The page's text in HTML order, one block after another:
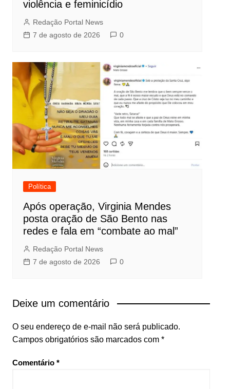
violência e feminicídio
Redação Portal News
7 de agosto de 2026
0
Política
Após operação, Virginia Mendes
posta oração de São Bento nas
redes e fala em “combate ao mal”
Redação Portal News
7 de agosto de 2026
0
Deixe um comentário
O seu endereço de e-mail não será publicado.
Campos obrigatórios são marcados com *
Comentário *